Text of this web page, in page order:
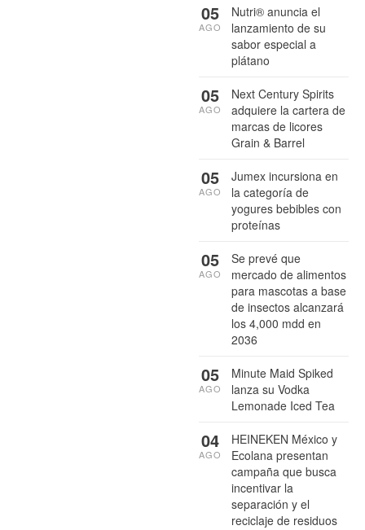
Nutri® anuncia el
lanzamiento de su
sabor especial a
plátano
05
AGO
Next Century Spirits
adquiere la cartera de
marcas de licores
Grain & Barrel
05
AGO
Jumex incursiona en
la categoría de
yogures bebibles con
proteínas
05
AGO
Se prevé que
mercado de alimentos
para mascotas a base
de insectos alcanzará
los 4,000 mdd en
2036
05
AGO
Minute Maid Spiked
lanza su Vodka
Lemonade Iced Tea
05
AGO
HEINEKEN México y
Ecolana presentan
campaña que busca
incentivar la
separación y el
reciclaje de residuos
04
AGO